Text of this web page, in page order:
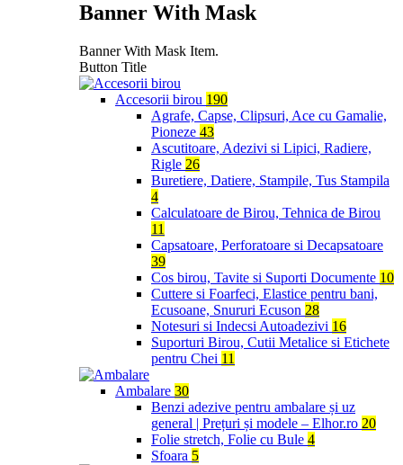
Banner With Mask
Banner With Mask Item.
Button Title
Accesorii birou 190
Agrafe, Capse, Clipsuri, Ace cu Gamalie,
Pioneze 43
Ascutitoare, Adezivi si Lipici, Radiere,
Rigle 26
Buretiere, Datiere, Stampile, Tus Stampila
4
Calculatoare de Birou, Tehnica de Birou
11
Capsatoare, Perforatoare si Decapsatoare
39
Cos birou, Tavite si Suporti Documente 10
Cuttere si Foarfeci, Elastice pentru bani,
Ecusoane, Snururi Ecuson 28
Notesuri si Indecsi Autoadezivi 16
Suporturi Birou, Cutii Metalice si Etichete
pentru Chei 11
Ambalare 30
Benzi adezive pentru ambalare și uz
general | Prețuri și modele – Elhor.ro 20
Folie stretch, Folie cu Bule 4
Sfoara 5